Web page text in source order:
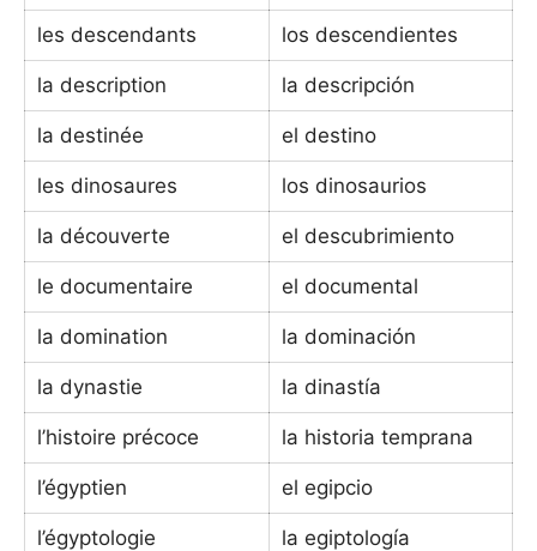
les descendants los descendientes
la description la descripción
la destinée el destino
les dinosaures los dinosaurios
la découverte el descubrimiento
le documentaire el documental
la domination la dominación
la dynastie la dinastía
l’histoire précoce la historia temprana
l’égyptien el egipcio
l’égyptologie la egiptología